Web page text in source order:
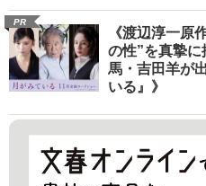
PR
《渡辺淳一原
の性”を真摯
馬・吉田羊が
いる』》